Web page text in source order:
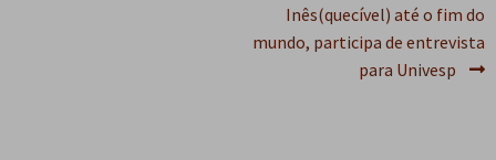
Inês(quecível) até o fim do
mundo, participa de entrevista
para Univesp